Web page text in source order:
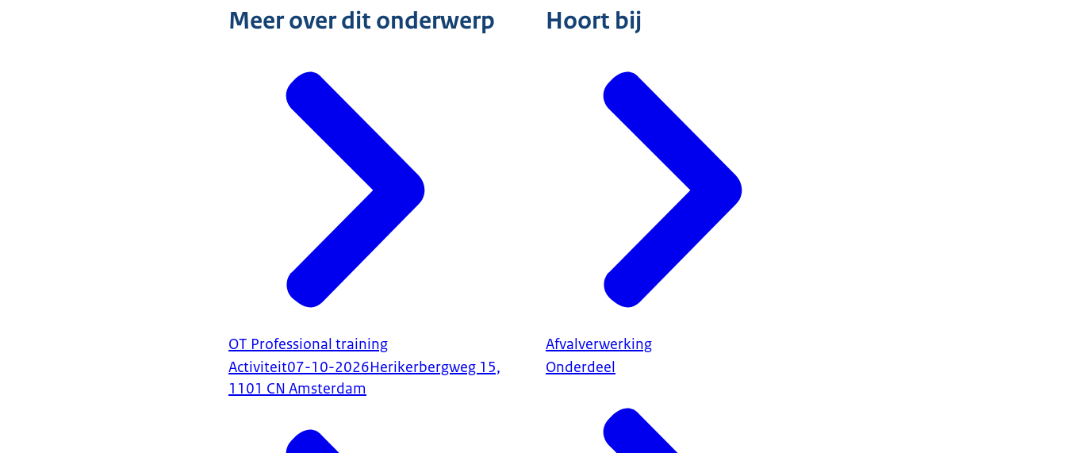
Meer over dit onderwerp
OT Professional training
Activiteit07-10-2026Herikerbergweg 15,
1101 CN Amsterdam
Hoort bij
Afvalverwerking
Onderdeel